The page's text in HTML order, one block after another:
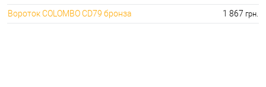
Вороток COLOMBO CD79 бронза 1 867 грн.